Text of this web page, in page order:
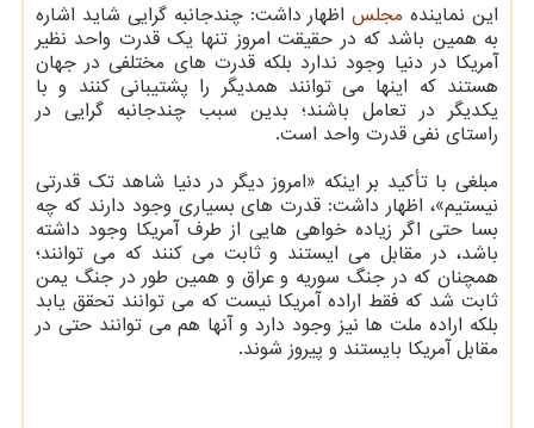
این نماینده مجلساظهار داشت: چندجانبه گرایی شاید اشاره
به همین باشد که در حقیقت امروز تنها یک قدرت واحد نظیر
آمریکا در دنیا وجود ندارد بلکه قدرت های مختلفی در جهان
هستند که اینها می توانند همدیگر را پشتیبانی کنند و با
یکدیگر در تعامل باشند؛ بدین سبب چندجانبه گرایی در
راستای نفی قدرت واحد است.
مبلغی با تأکید بر اینکه «امروز دیگر در دنیا شاهد تک قدرتی
نیستیم»، اظهار داشت: قدرت های بسیاری وجود دارند که چه
بسا حتی اگر زیاده خواهی هایی از طرف آمریکا وجود داشته
باشد، در مقابل می ایستند و ثابت می کنند که می توانند؛
همچنان که در جنگ سوریه و عراق و همین طور در جنگ یمن
ثابت شد که فقط اراده آمریکا نیست که می توانند تحقق یابد
بلکه اراده ملت ها نیز وجود دارد و آنها هم می توانند حتی در
مقابل آمریکا بایستند و پیروز شوند.